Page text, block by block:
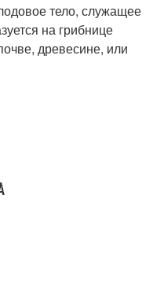
тело, служащее
на грибнице
древесине, или